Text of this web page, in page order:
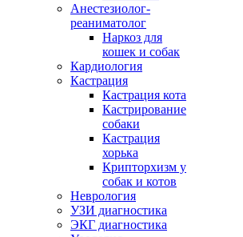
Анестезиолог-
реаниматолог
Наркоз для
кошек и собак
Кардиология
Кастрация
Кастрация кота
Кастрирование
собаки
Кастрация
хорька
Крипторхизм у
собак и котов
Неврология
УЗИ диагностика
ЭКГ диагностика